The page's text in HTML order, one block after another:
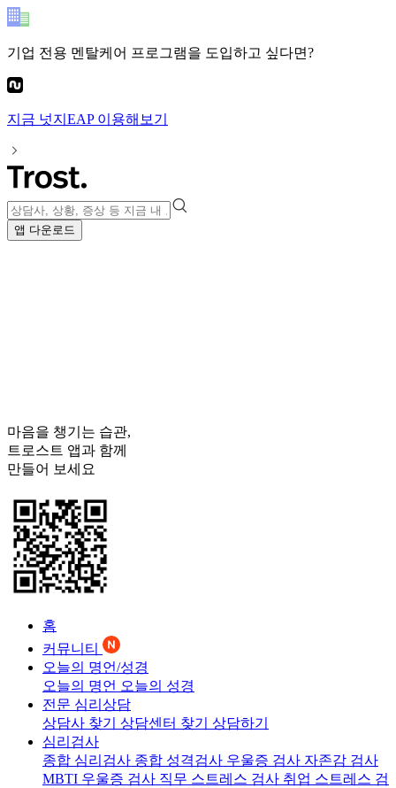
기업 전용 멘탈케어 프로그램을 도입하고 싶다면?
지금 넛지EAP이용해보기
앱 다운로드
마음을 챙기는 습관,
트로스트 앱과 함께
만들어 보세요
홈
커뮤니티
오늘의 명언/성경
오늘의 명언 오늘의 성경
전문 심리상담
상담사 찾기 상담센터 찾기 상담하기
심리검사
종합 심리검사 종합 성격검사 우울증 검사 자존감 검사
MBTI 우울증 검사 직무 스트레스 검사 취업 스트레스 검